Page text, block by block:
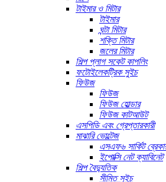
টাইমার ও মিটার
টাইমার
ঘন্টা মিটার
শক্তি মিটার
জলের মিটার
শিল্প প্লাগ সকেট কাপলিং
ফটোইলেকট্রিক সুইচ
ফিউজ
ফিউজ
ফিউজ হোল্ডার
ফিউজ কাটআউট
এসপিডি এবং গ্রেপ্তারকারী
মাঝারি ভোল্টেজ
এসএফ৬ সার্কিট
ইপোক্সি নেট ক্যাবিনেট
শিল্প বৈদ্যুতিক
সীমিত সুইচ